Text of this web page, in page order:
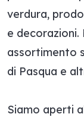
verdura,
e decorazioni.
assortimento
di Pasqua e
Siamo aperti